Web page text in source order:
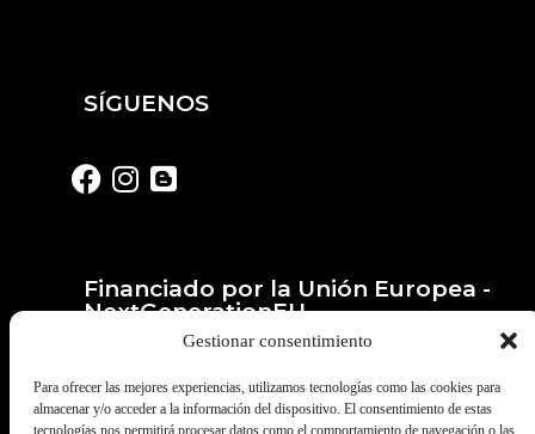
Gestionar consentimiento
Para ofrecer las mejores experiencias, utilizamos tecnologías como las cookies para
almacenar y/o acceder a la información del dispositivo. El consentimiento de estas
tecnologías nos permitirá procesar datos como el comportamiento de navegación o las
SÍGUENOS
Financiado por la Unión Europea -
NextGenerationEU